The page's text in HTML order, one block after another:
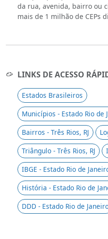
da rua, avenida, bairro ou
mais de 1 milhão de CEPs
LINKS DE ACESSO
Estados Brasileiros
Municípios - Estado Rio de
Bairros - Três Rios, RJ
Triângulo - Três Rios, RJ
IBGE - Estado Rio de
História - Estado Rio de
DDD - Estado Rio de